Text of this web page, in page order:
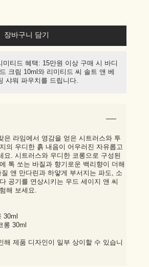
장바구니 담기
티드 혜택: 15만원 이상 구매 시 바디
크림 10ml와 리미티드 씨 솔트 앤 베
샤워 파우치를 드립니다.
은 라임에서 영감을 얻은 시트러스와 투
의 우디한 흙 내음이 어우러진 자유롭고
요. 시트러스와 우디한 코롱으로 구성된
톡 쏘는 바질과 향기로운 백리향이 더해
앤 만다린과 하얗게 부서지는 파도, 소
공기를 연상시키는 우드 세이지 앤 씨
해 보세요.
30ml
롱 30ml
해 제품 디자인이 일부 상이할 수 있습니